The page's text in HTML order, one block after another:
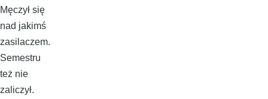
Męczył się
nad jakimś
zasilaczem.
Semestru
też nie
zaliczył.